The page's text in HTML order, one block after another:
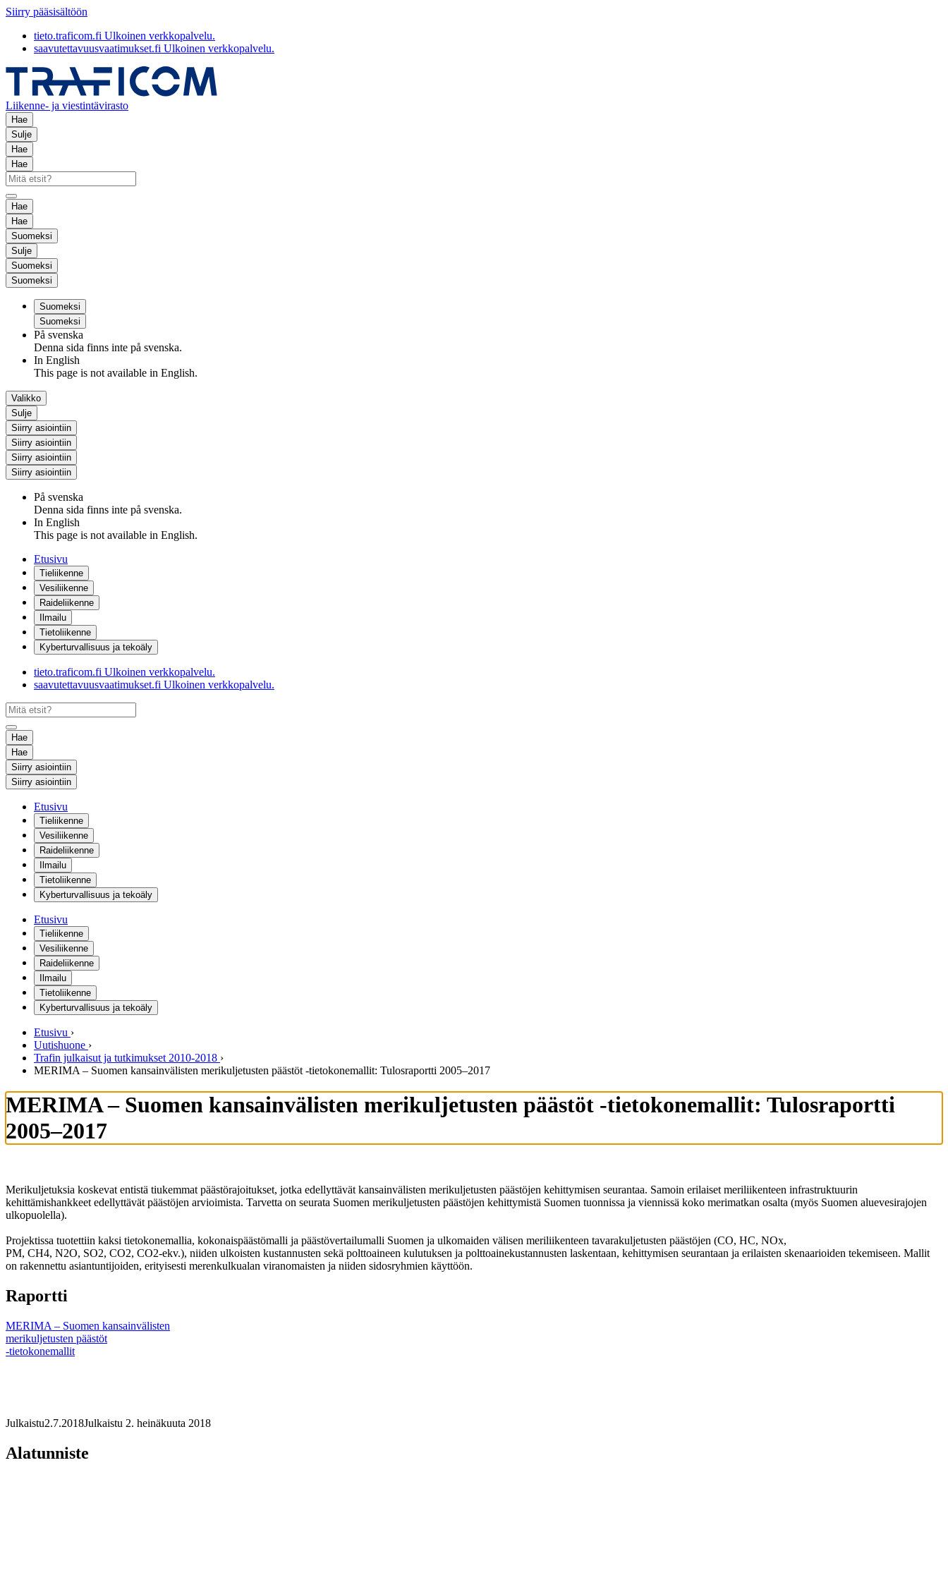
Siirry pääsisältöön
tieto.traficom.fi Ulkoinen verkkopalvelu.
saavutettavuusvaatimukset.fi Ulkoinen verkkopalvelu.
Liikenne- ja viestintävirasto
Hae
Sulje
Hae
Hae
Hae
Hae
Suomeksi
Sulje
Suomeksi
Suomeksi
Suomeksi
Suomeksi
På svenska
Denna sida finns inte på svenska.
In English
This page is not available in English.
Valikko
Sulje
Siirry asiointiin
Siirry asiointiin
Siirry asiointiin
Siirry asiointiin
På svenska
Denna sida finns inte på svenska.
In English
This page is not available in English.
Etusivu
Tieliikenne
Vesiliikenne
Raideliikenne
Ilmailu
Tietoliikenne
Kyberturvallisuus ja tekoäly
tieto.traficom.fi Ulkoinen verkkopalvelu.
saavutettavuusvaatimukset.fi Ulkoinen verkkopalvelu.
Hae
Hae
Siirry asiointiin
Siirry asiointiin
Etusivu
Tieliikenne
Vesiliikenne
Raideliikenne
Ilmailu
Tietoliikenne
Kyberturvallisuus ja tekoäly
Etusivu
Tieliikenne
Vesiliikenne
Raideliikenne
Ilmailu
Tietoliikenne
Kyberturvallisuus ja tekoäly
Etusivu ›
Uutishuone ›
Trafin julkaisut ja tutkimukset 2010-2018 ›
MERIMA – Suomen kansainvälisten merikuljetusten päästöt -tietokonemallit: Tulosraportti 2005–2017
MERIMA – Suomen kansainvälisten merikuljetusten päästöt -tietokonemallit: Tulosraportti
2005–2017
Merikuljetuksia koskevat entistä tiukemmat päästörajoitukset, jotka edellyttävät kansainvälisten merikuljetusten päästöjen kehittymisen seurantaa. Samoin erilaiset meriliikenteen infrastruktuurin
kehittämishankkeet edellyttävät päästöjen arvioimista. Tarvetta on seurata Suomen merikuljetusten päästöjen kehittymistä Suomen tuonnissa ja viennissä koko merimatkan osalta (myös Suomen aluevesirajojen
ulkopuolella).
Projektissa tuotettiin kaksi tietokonemallia, kokonaispäästömalli ja päästövertailumalli Suomen ja ulkomaiden välisen meriliikenteen tavarakuljetusten päästöjen (CO, HC, NOx,
PM, CH4, N2O, SO2, CO2, CO2-ekv.), niiden ulkoisten kustannusten sekä polttoaineen kulutuksen ja polttoainekustannusten laskentaan, kehittymisen seurantaan ja erilaisten skenaarioiden tekemiseen. Mallit
on rakennettu asiantuntijoiden, erityisesti merenkulkualan viranomaisten ja niiden sidosryhmien käyttöön.
Raportti
MERIMA – Suomen kansainvälisten
merikuljetusten päästöt
-tietokonemallit
Julkaistu2.7.2018Julkaistu 2. heinäkuuta 2018
Alatunniste